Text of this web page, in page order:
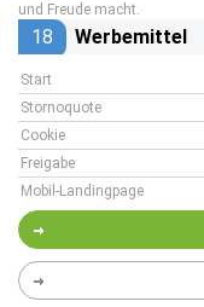
und Freude macht.
18 Werbemittel
Start
Stornoquote
Cookie
Freigabe
Mobil-Landingpage